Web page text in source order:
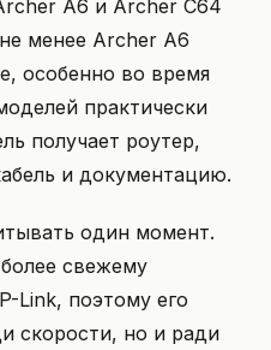
A6 и Archer C64
менее Archer A6
особенно во время
практически
получает роутер,
и документацию.
один момент.
свежему
Link, поэтому его
скорости, но и ради